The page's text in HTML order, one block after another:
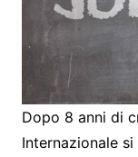
Dopo 8 anni di
Internazionale